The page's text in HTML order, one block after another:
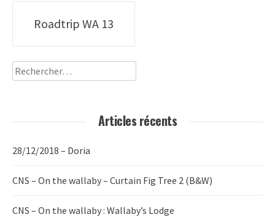
Poste
navigation
Roadtrip WA 13
Rechercher :
Articles récents
28/12/2018 – Doria
CNS – On the wallaby – Curtain Fig Tree 2 (B&W)
CNS – On the wallaby : Wallaby’s Lodge